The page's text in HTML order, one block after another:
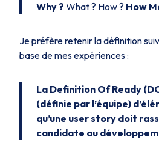
Why ? What ? How ? How
Je préfère retenir la définition
base de mes expériences :
La Definition Of Ready
(définie par l’équipe)
qu’une user story doit
candidate au